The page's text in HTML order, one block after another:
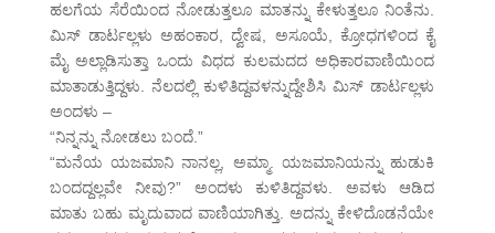
ಹಲಗೆಯ ಸೆರೆಯಿಂದ ನೋಡುತ್ತಲೂ ಮಾತನ್ನು ಕೇಳುತ್ತಲೂ ನಿಂತೆನು.
ಮಿಸ್ ಡಾರ್ಟಲ್ಲಳು ಅಹಂಕಾರ, ದ್ವೇಷ, ಅಸೂಯೆ, ಕ್ರೋಧಗಳಿಂದ ಕೈ
ಮೈ ಅಲ್ಲಾಡಿಸುತ್ತಾ ಒಂದು ವಿಧದ ಕುಲಮದದ ಅಧಿಕಾರವಾಣಿಯಿಂದ
ಮಾತಾಡುತ್ತಿದ್ದಳು. ನೆಲದಲ್ಲಿ ಕುಳಿತಿದ್ದವಳನ್ನುದ್ದೇಶಿಸಿ ಮಿಸ್ ಡಾರ್ಟಲ್ಲಳು
ಅಂದಳು –
“ನಿನ್ನನ್ನು ನೋಡಲು ಬಂದೆ.”
“ಮನೆಯ ಯಜಮಾನಿ ನಾನಲ್ಲ, ಅಮ್ಮಾ. ಯಜಮಾನಿಯನ್ನು ಹುಡುಕಿ
ಬಂದದ್ದಲ್ಲವೇ ನೀವು?” ಅಂದಳು ಕುಳಿತಿದ್ದವಳು. ಅವಳು ಆಡಿದ
ಮಾತು ಬಹು ಮೃದುವಾದ ವಾಣಿಯಾಗಿತ್ತು. ಅದನ್ನು ಕೇಳಿದೊಡನೆಯೇ